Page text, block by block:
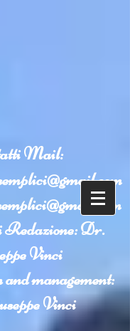
Mail:
Redazione: Dr.
Vinci
and management:
Vinci